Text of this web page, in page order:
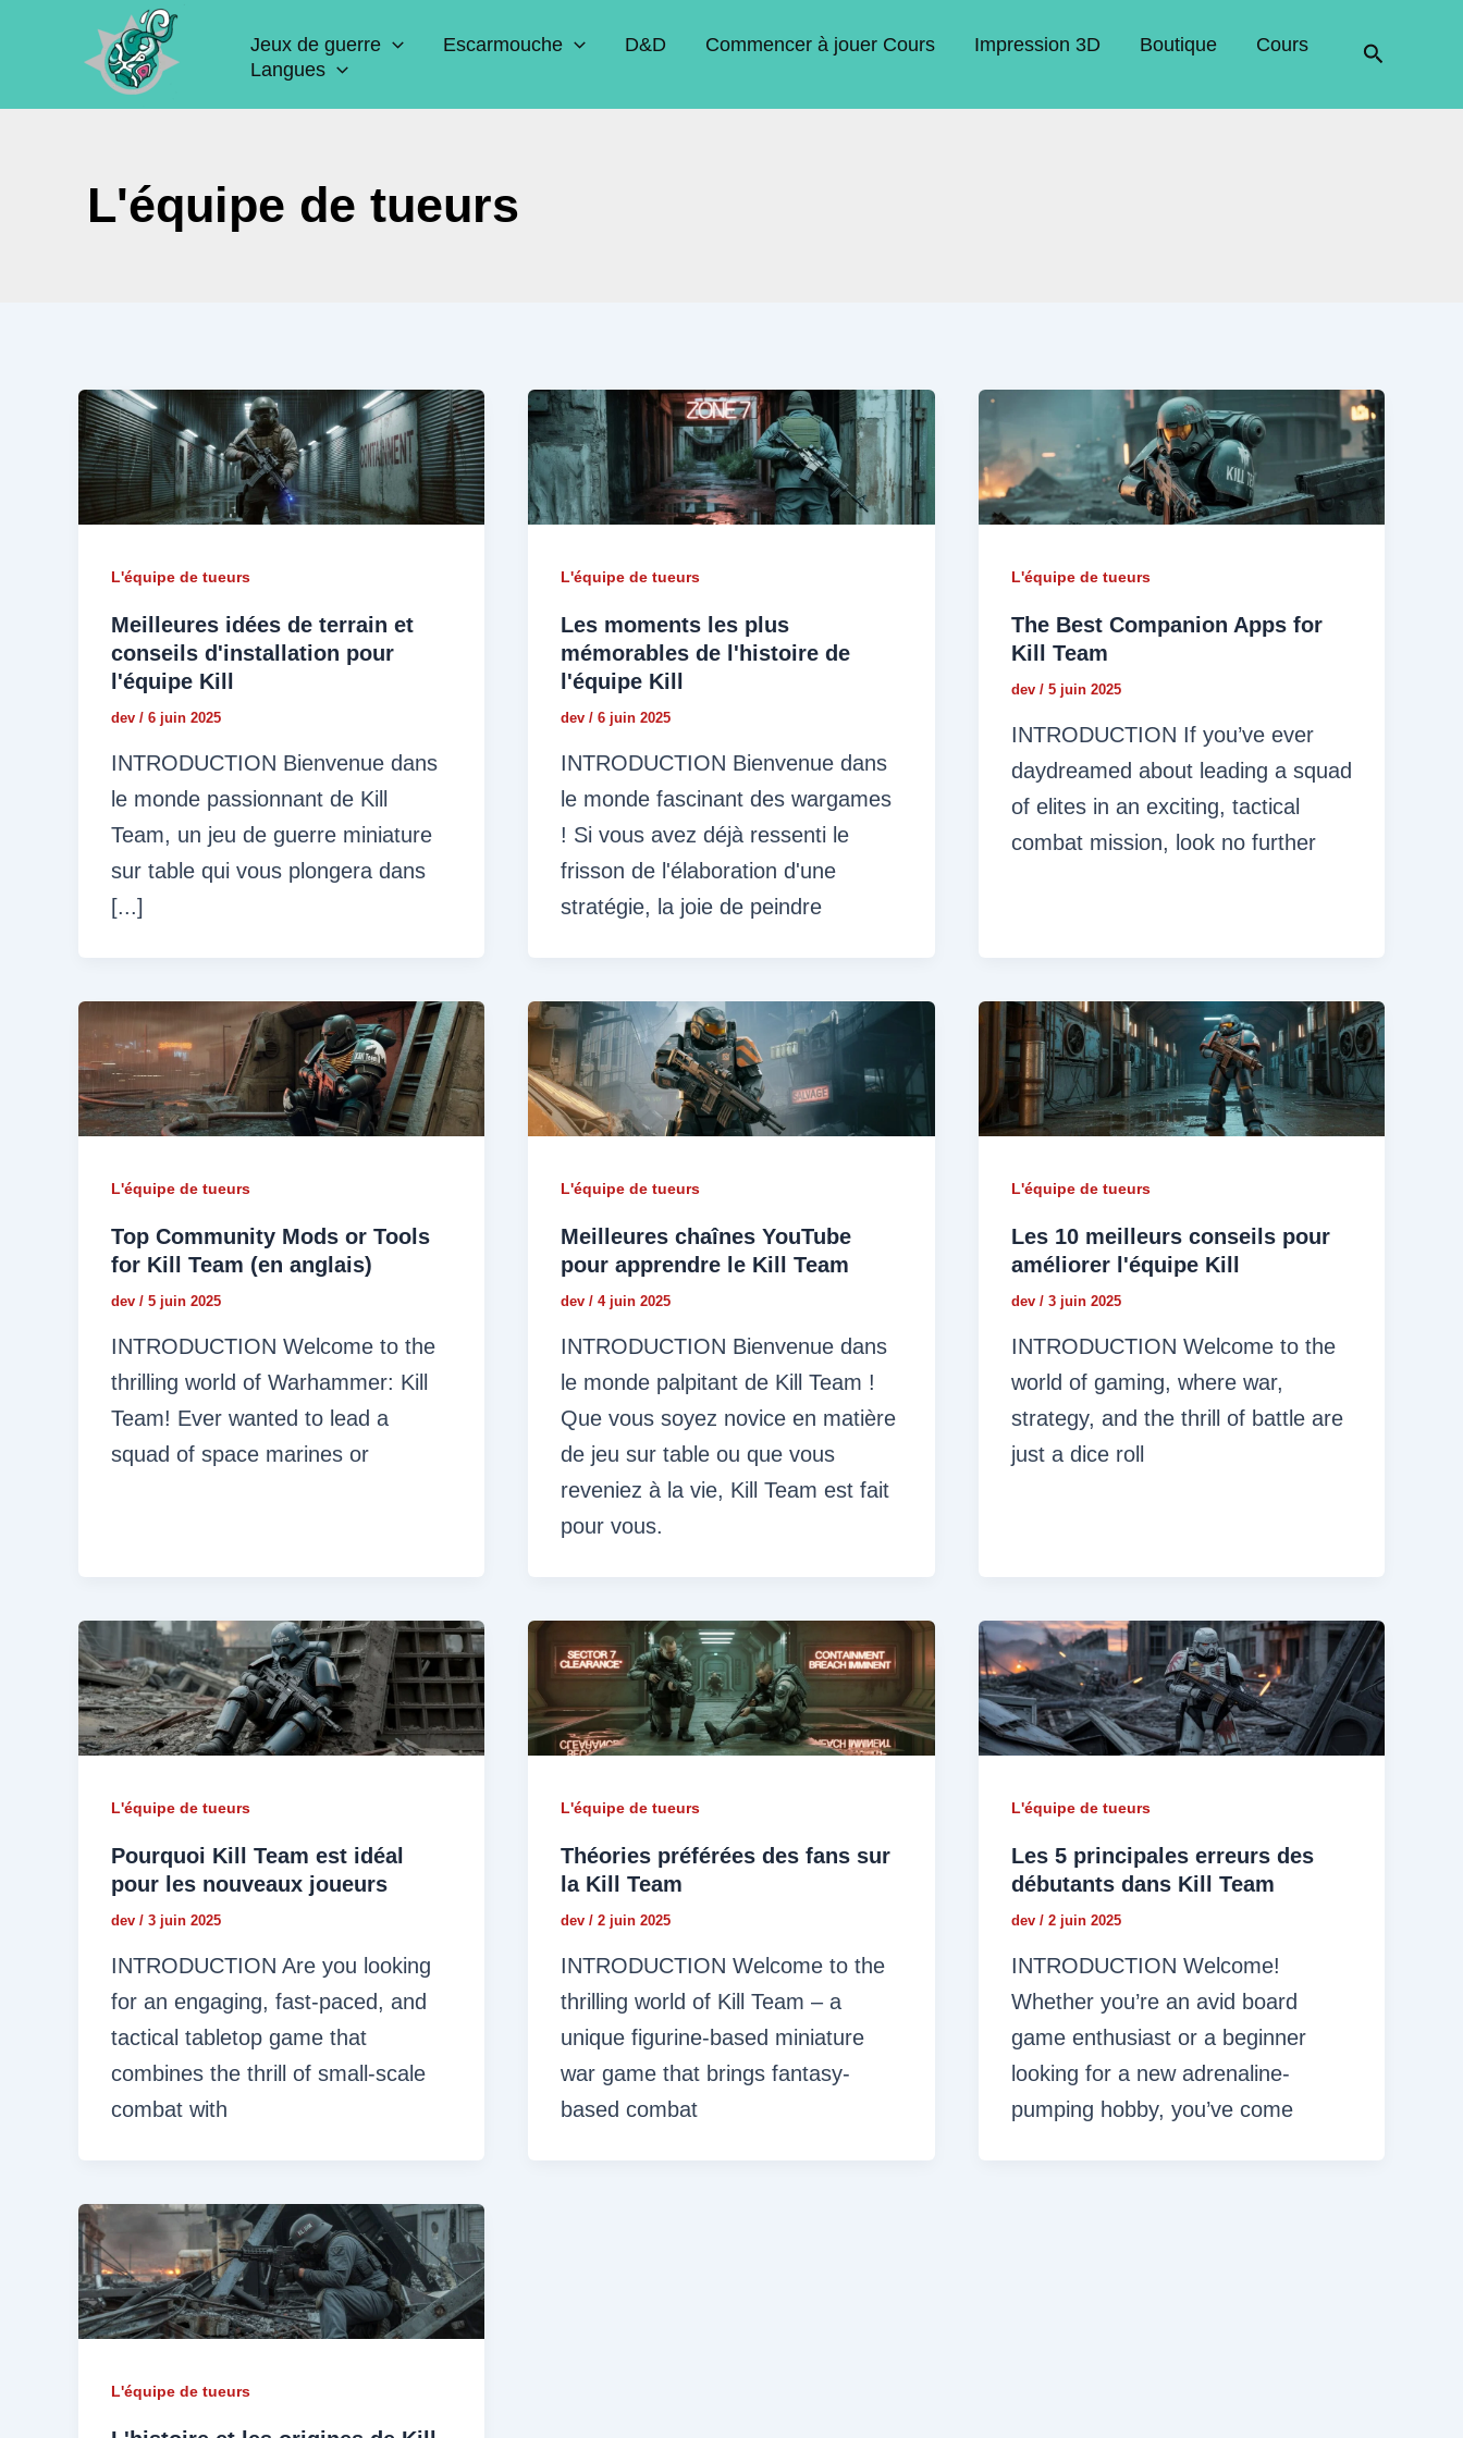
Jeux de guerre Escarmouche D&D Commencer à jouer Cours Impression 3D Boutique
Cours
Langues
L'équipe de tueurs
L'équipe de tueurs
Meilleures idées de terrain et
conseils d'installation pour
l'équipe Kill
dev / 6 juin 2025
INTRODUCTION Bienvenue dans
le monde passionnant de Kill
Team, un jeu de guerre miniature
sur table qui vous plongera dans
[...]
L'équipe de tueurs
Les moments les plus
mémorables de l'histoire de
l'équipe Kill
dev/6 juin 2025
INTRODUCTION Bienvenue dans
le monde fascinant des wargames
! Si vous avez déjà ressenti le
frisson de l'élaboration d'une
stratégie, la joie de peindre
L'équipe de tueurs
The Best Companion Apps for
Kill Team
dev / 5 juin 2025
INTRODUCTION If you’ve ever
daydreamed about leading a squad
of elites in an exciting, tactical
combat mission, look no further
L'équipe de tueurs
Top Community Mods or Tools
for Kill Team (en anglais)
dev / 5 juin 2025
INTRODUCTION Welcome to the
thrilling world of Warhammer: Kill
Team! Ever wanted to lead a
squad of space marines or
L'équipe de tueurs
Meilleures chaînes YouTube
pour apprendre le Kill Team
dev/4 juin 2025
INTRODUCTION Bienvenue dans
le monde palpitant de Kill Team !
Que vous soyez novice en matière
de jeu sur table ou que vous
reveniez à la vie, Kill Team est fait
pour vous.
L'équipe de tueurs
Les 10 meilleurs conseils pour
améliorer l'équipe Kill
dev / 3 juin 2025
INTRODUCTION Welcome to the
world of gaming, where war,
strategy, and the thrill of battle are
just a dice roll
L'équipe de tueurs
Pourquoi Kill Team est idéal
pour les nouveaux joueurs
dev / 3 juin 2025
INTRODUCTION Are you looking
for an engaging, fast-paced, and
tactical tabletop game that
combines the thrill of small-scale
combat with
L'équipe de tueurs
Théories préférées des fans sur
la Kill Team
dev/2 juin 2025
INTRODUCTION Welcome to the
thrilling world of Kill Team – a
unique figurine-based miniature
war game that brings fantasy-
based combat
L'équipe de tueurs
Les 5 principales erreurs des
débutants dans Kill Team
dev / 2 juin 2025
INTRODUCTION Welcome!
Whether you’re an avid board
game enthusiast or a beginner
looking for a new adrenaline-
pumping hobby, you’ve come
L'équipe de tueurs